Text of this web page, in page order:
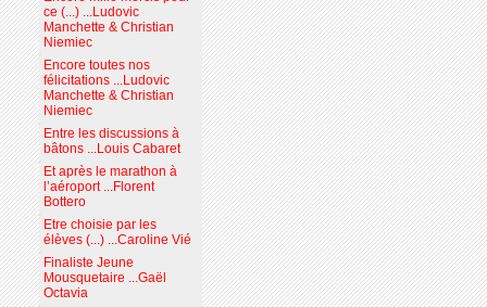
ce (...) ...Ludovic
Manchette & Christian
Niemiec
Encore toutes nos
félicitations ...Ludovic
Manchette & Christian
Niemiec
Entre les discussions à
bâtons ...Louis Cabaret
Et après le marathon à
l’aéroport ...Florent
Bottero
Etre choisie par les
élèves (...) ...Caroline Vié
Finaliste Jeune
Mousquetaire ...Gaël
Octavia